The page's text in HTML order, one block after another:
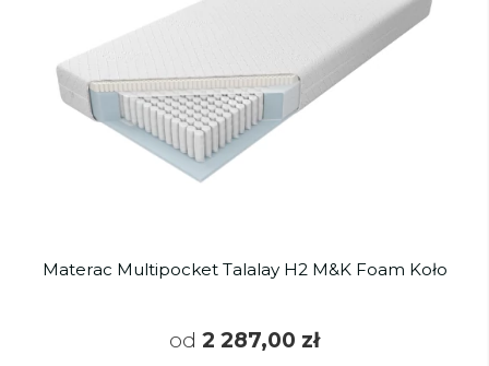
Materac Multipocket Talalay H2 M&K Foam Koło
od 2 287,00 zł